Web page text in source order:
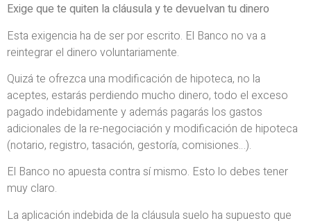
Exige que te quiten la cláusula y te devuelvan tu dinero
Esta exigencia ha de ser por escrito. El Banco no va a
reintegrar el dinero voluntariamente.
Quizá te ofrezca una modificación de hipoteca, no la
aceptes, estarás perdiendo mucho dinero, todo el exceso
pagado indebidamente y además pagarás los gastos
adicionales de la re-negociación y modificación de hipoteca
(notario, registro, tasación, gestoría, comisiones…).
El Banco no apuesta contra sí mismo. Esto lo debes tener
muy claro.
La aplicación indebida de la cláusula suelo ha supuesto que